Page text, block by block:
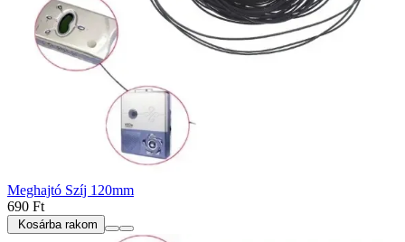
Meghajtó Szíj 120mm
690 Ft
Kosárba rakom